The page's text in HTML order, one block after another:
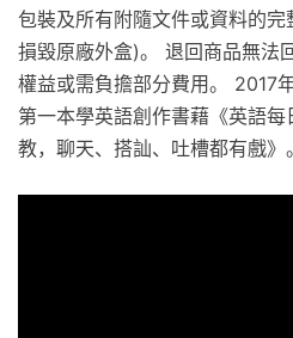
包裝及所有附隨文件或資料的
損毀原廠外盒)。 退回商品無法
權益或需負擔部分費用。 2017
第一本學英語創作書藉《英語
教，聊天、搭訕、吐槽都有戲》。